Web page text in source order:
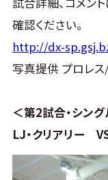
公
式
サ
イ
ト
確認ください。
http://dx-
写真提供 プロレ
＜第2試合・シン
LJ・クリアリー